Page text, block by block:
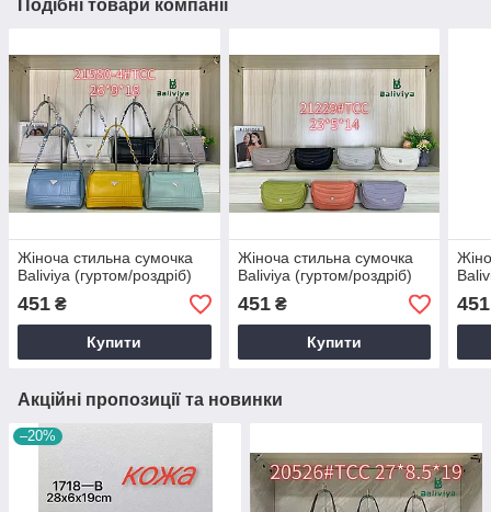
Подібні товари компанії
Жіноча стильна сумочка
Baliviya (гуртом/роздріб)
451 ₴
Купити
Жіноча стильна сумочка
Baliviya (гуртом/роздріб)
451₴
Купити
451
Акційні пропозиції та новинки
–20%